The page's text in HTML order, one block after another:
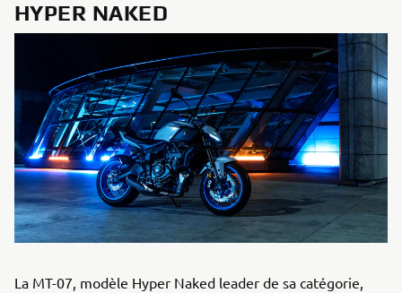
HYPER NAKED
La MT-07, modèle Hyper Naked leader de sa catégorie,